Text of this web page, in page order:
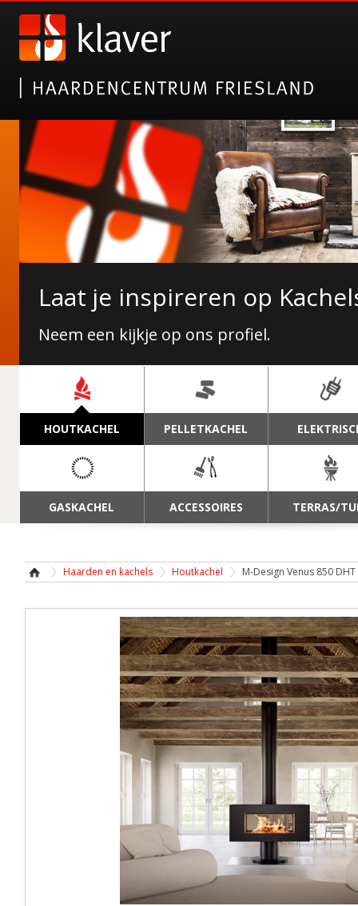
Nieuwe collectie
Janco de Jong!
Laat je inspireren op
Neem een kijkje op ons profiel.
NAVIGATIE
HOUTKACHEL PELLETKACHEL
GASKACHEL ACCESSOIRES TERRAS/
Haarden en kachels Houtkachel M-Design Venus 850